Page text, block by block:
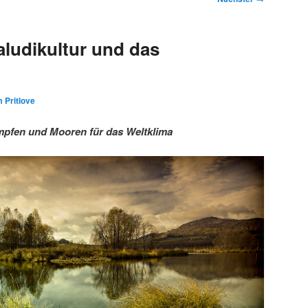
und das
Pritlove
und Mooren für das Weltklima